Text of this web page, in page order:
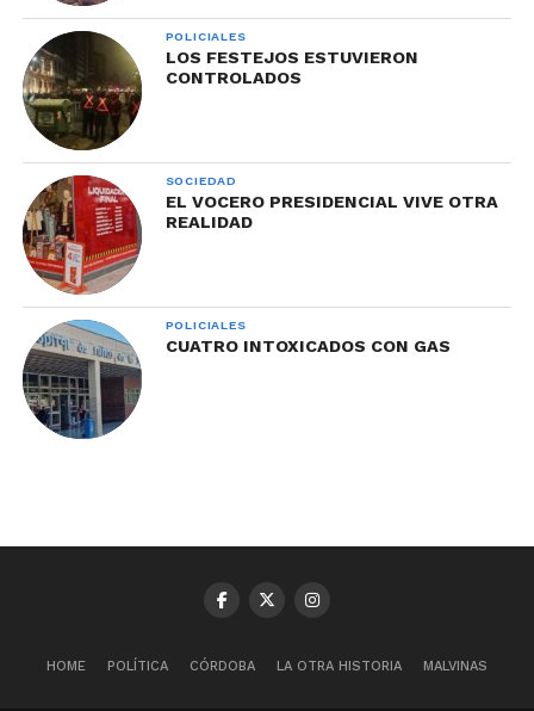
POLICIALES
LOS FESTEJOS ESTUVIERON
CONTROLADOS
SOCIEDAD
EL VOCERO PRESIDENCIAL VIVE OTRA
REALIDAD
POLICIALES
CUATRO INTOXICADOS CON GAS
HOME POLÍTICA CÓRDOBA LA OTRA HISTORIA MALVINAS